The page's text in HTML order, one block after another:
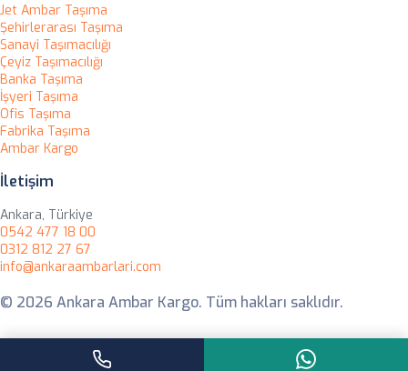
Jet Ambar Taşıma
Şehirlerarası Taşıma
Sanayi Taşımacılığı
Çeyiz Taşımacılığı
Banka Taşıma
İşyeri Taşıma
Ofis Taşıma
Fabrika Taşıma
Ambar Kargo
İletişim
Ankara, Türkiye
0542 477 18 00
0312 812 27 67
info@ankaraambarlari.com
© 2026 Ankara Ambar Kargo. Tüm hakları saklıdır.